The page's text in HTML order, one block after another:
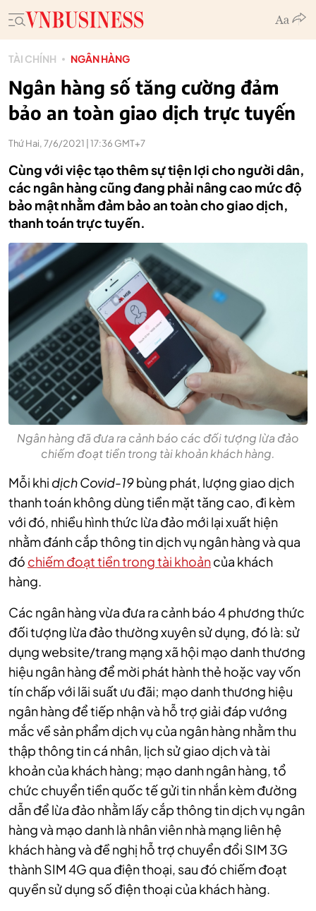
TÀI CHÍNH NGÂN HÀNG
Ngân hàng số tăng cường đảm
bảo an toàn giao dịch trực tuyến
Thứ Hai, 7/6/2021 | 17:36 GMT+7
Cùng với việc tạo thêm sự tiện lợi cho người dân,
các ngân hàng cũng đang phải nâng cao mức độ
bảo mật nhằm đảm bảo an toàn cho giao dịch,
thanh toán trực tuyến.
Ngân hàng đã đưa ra cảnh báo các đối tượng lừa đảo
chiếm đoạt tiền trong tài khoản khách hàng.
Mỗi khi dịch Covid-19bùng phát, lượng giao dịch
thanh toán không dùng tiền mặt tăng cao, đi kèm
với đó, nhiều hình thức lừa đảo mới lại xuất hiện
nhằm đánh cắp thông tin dịch vụ ngân hàng và qua
đó chiếm đoạt tiền trong tài khoảncủa khách
hàng.
Các ngân hàng vừa đưa ra cảnh báo 4 phương thức
đối tượng lừa đảo thường xuyên sử dụng, đó là: sử
dụng website/trang mạng xã hội mạo danh thương
hiệu ngân hàng để mời phát hành thẻ hoặc vay vốn
tín chấp với lãi suất ưu đãi; mạo danh thương hiệu
ngân hàng để tiếp nhận và hỗ trợ giải đáp vướng
mắc về sản phẩm dịch vụ của ngân hàng nhằm thu
thập thông tin cá nhân, lịch sử giao dịch và tài
khoản của khách hàng; mạo danh ngân hàng, tổ
chức chuyển tiền quốc tế gửi tin nhắn kèm đường
dẫn để lừa đảo nhằm lấy cắp thông tin dịch vụ ngân
hàng và mạo danh là nhân viên nhà mạng liên hệ
khách hàng và đề nghị hỗ trợ chuyển đổi SIM 3G
thành SIM 4G qua điện thoại, sau đó chiếm đoạt
quyền sử dụng số điện thoại của khách hàng.